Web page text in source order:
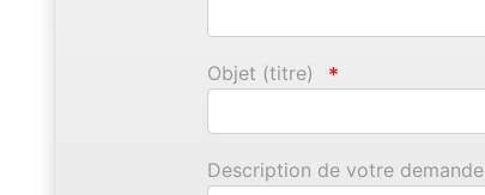
Objet (titre) *
Description de votre demande